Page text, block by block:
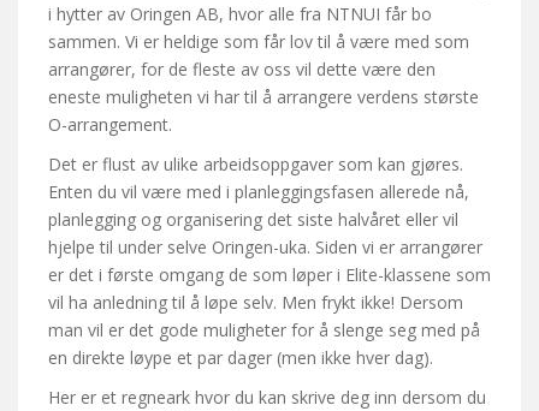
i hytter av Oringen AB, hvor alle fra NTNUI får bo
sammen. Vi er heldige som får lov til å være med som
arrangører, for de fleste av oss vil dette være den
eneste muligheten vi har til å arrangere verdens største
O-arrangement.
Det er flust av ulike arbeidsoppgaver som kan gjøres.
Enten du vil være med i planleggingsfasen allerede nå,
planlegging og organisering det siste halvåret eller vil
hjelpe til under selve Oringen-uka. Siden vi er arrangører
er det i første omgang de som løper i Elite-klassene som
vil ha anledning til å løpe selv. Men frykt ikke! Dersom
man vil er det gode muligheter for å slenge seg med på
en direkte løype et par dager (men ikke hver dag).
Her er et regneark hvor du kan skrive deg inn dersom du